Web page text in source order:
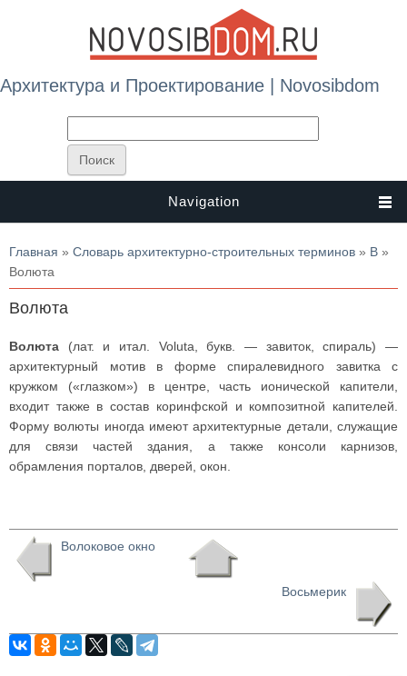
Архитектура и Проектирование | Novosibdom
Navigation
Вы здесь
Главная » Словарь архитектурно-строительных терминов » В »
Волюта
Волюта
Волюта (лат. и итал. Voluta, букв. — завиток, спираль) —
архитектурный мотив в форме спиралевидного завитка с
кружком («глазком») в центре, часть ионической капители,
входит также в состав коринфской и композитной капителей.
Форму волюты иногда имеют архитектурные детали, служащие
для связи частей здания, а также консоли карнизов,
обрамления порталов, дверей, окон.
Волоковое окно
Восьмерик